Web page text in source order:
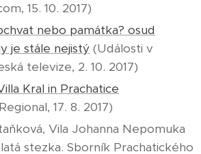
15. 10. 2017)
nebo památka? osud
je stále nejistý (Události v
televize, 2. 10. 2017)
Kral in Prachatice
17. 8. 2017)
Vila Johanna Nepomuka
stezka. Sborník Prachatického